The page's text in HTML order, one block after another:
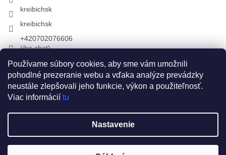
Používame súbory cookies, aby sme vám umožnili
pohodlné prezeranie webu a vďaka analýze prevádzky
neustále zlepšovali jeho funkcie, výkon a použiteľnosť.
Viac informácií tu.
Nastavenie
kreibichsk
kreibichsk
+420702076606
(iba chat)
Prijímame online platby